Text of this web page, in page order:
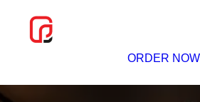
ORDER NOW